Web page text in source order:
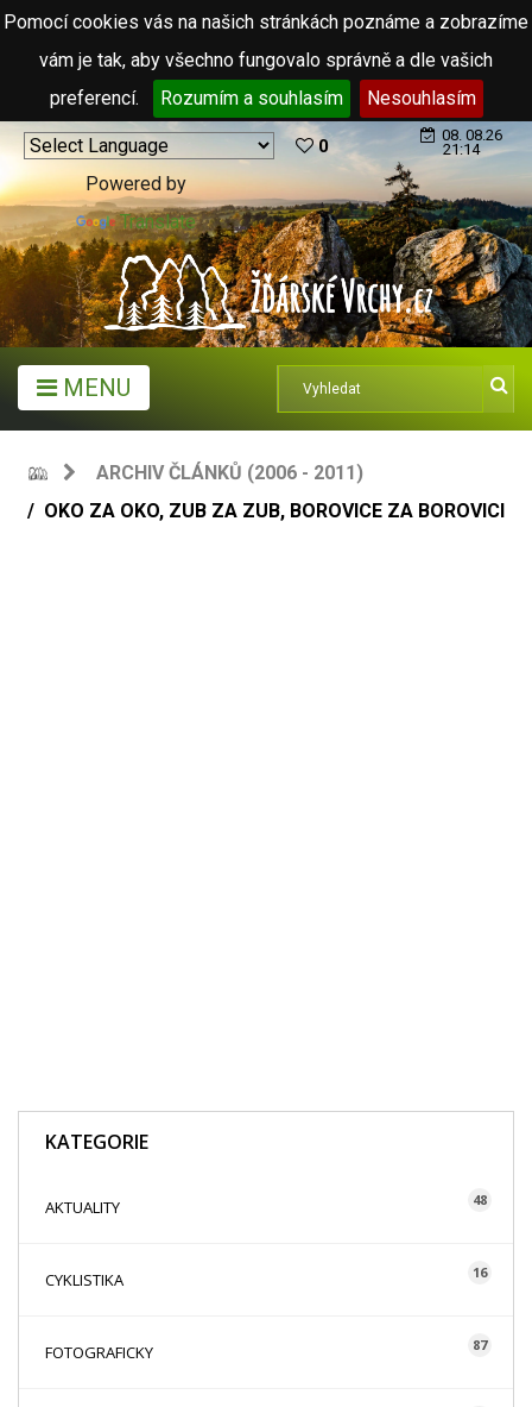
Pomocí cookies vás na našich stránkách poznáme a zobrazíme
vám je tak, aby všechno fungovalo správně a dle vašich
preferencí.
Rozumím a souhlasím Nesouhlasím
Powered by
Translate
0
08. 08.26
21:14
MENU
ARCHIV ČLÁNKŮ (2006 - 2011)
OKO ZA OKO, ZUB ZA ZUB, BOROVICE ZA BOROVICI
KATEGORIE
AKTUALITY 48
CYKLISTIKA 16
FOTOGRAFICKY 87